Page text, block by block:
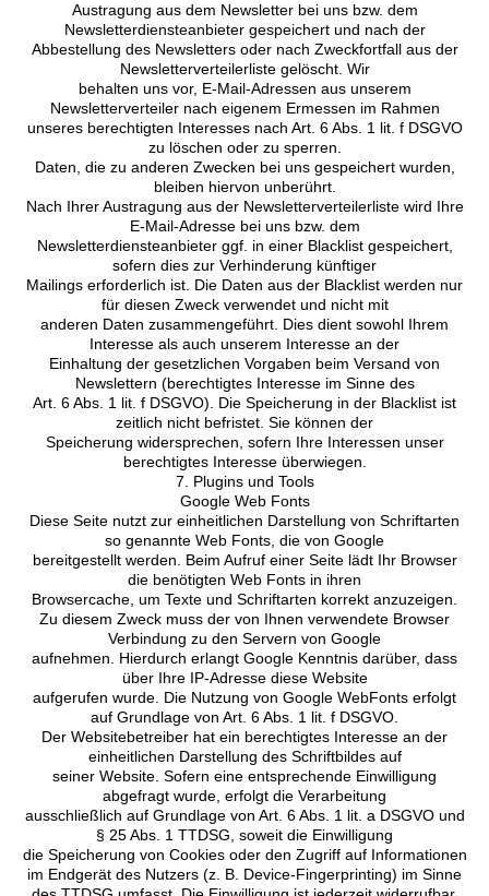
Austragung aus dem Newsletter bei uns bzw. dem
Newsletterdiensteanbieter gespeichert und nach der
Abbestellung des Newsletters oder nach Zweckfortfall aus der
Newsletterverteilerliste gelöscht. Wir
behalten uns vor, E-Mail-Adressen aus unserem
Newsletterverteiler nach eigenem Ermessen im Rahmen
unseres berechtigten Interesses nach Art. 6 Abs. 1 lit. f DSGVO
zu löschen oder zu sperren.
Daten, die zu anderen Zwecken bei uns gespeichert wurden,
bleiben hiervon unberührt.
Nach Ihrer Austragung aus der Newsletterverteilerliste wird Ihre
E-Mail-Adresse bei uns bzw. dem
Newsletterdiensteanbieter ggf. in einer Blacklist gespeichert,
sofern dies zur Verhinderung künftiger
Mailings erforderlich ist. Die Daten aus der Blacklist werden nur
für diesen Zweck verwendet und nicht mit
anderen Daten zusammengeführt. Dies dient sowohl Ihrem
Interesse als auch unserem Interesse an der
Einhaltung der gesetzlichen Vorgaben beim Versand von
Newslettern (berechtigtes Interesse im Sinne des
Art. 6 Abs. 1 lit. f DSGVO). Die Speicherung in der Blacklist ist
zeitlich nicht befristet. Sie können der
Speicherung widersprechen, sofern Ihre Interessen unser
berechtigtes Interesse überwiegen.
7. Plugins und Tools
Google Web Fonts
Diese Seite nutzt zur einheitlichen Darstellung von Schriftarten
so genannte Web Fonts, die von Google
bereitgestellt werden. Beim Aufruf einer Seite lädt Ihr Browser
die benötigten Web Fonts in ihren
Browsercache, um Texte und Schriftarten korrekt anzuzeigen.
Zu diesem Zweck muss der von Ihnen verwendete Browser
Verbindung zu den Servern von Google
aufnehmen. Hierdurch erlangt Google Kenntnis darüber, dass
über Ihre IP-Adresse diese Website
aufgerufen wurde. Die Nutzung von Google WebFonts erfolgt
auf Grundlage von Art. 6 Abs. 1 lit. f DSGVO.
Der Websitebetreiber hat ein berechtigtes Interesse an der
einheitlichen Darstellung des Schriftbildes auf
seiner Website. Sofern eine entsprechende Einwilligung
abgefragt wurde, erfolgt die Verarbeitung
ausschließlich auf Grundlage von Art. 6 Abs. 1 lit. a DSGVO und
§ 25 Abs. 1 TTDSG, soweit die Einwilligung
die Speicherung von Cookies oder den Zugriff auf Informationen
im Endgerät des Nutzers (z. B. Device-Fingerprinting) im Sinne